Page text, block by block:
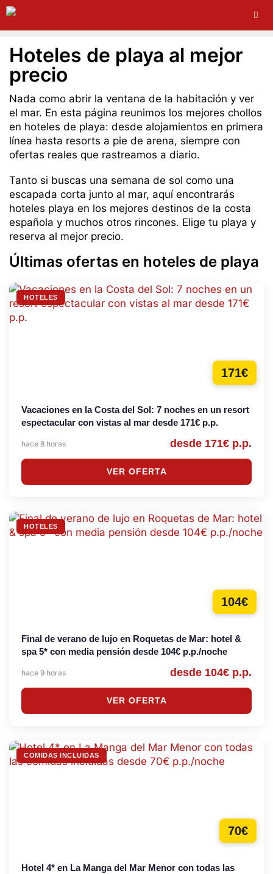
Hoteles de playa al mejor
precio
Nada como abrir la ventana de la habitación y ver
el mar. En esta página reunimos los mejores chollos
en hoteles de playa: desde alojamientos en primera
línea hasta resorts a pie de arena, siempre con
ofertas reales que rastreamos a diario.
Tanto si buscas una semana de sol como una
escapada corta junto al mar, aquí encontrarás
hoteles playa en los mejores destinos de la costa
española y muchos otros rincones. Elige tu playa y
reserva al mejor precio.
Últimas ofertas en hoteles de playa
HOTELES
171€
Vacaciones en la Costa del Sol: 7 noches en un resort
espectacular con vistas al mar desde 171€ p.p.
hace 8 horas desde 171€ p.p.
VER OFERTA
HOTELES
104€
Final de verano de lujo en Roquetas de Mar: hotel &
spa 5* con media pensión desde 104€ p.p./noche
hace 9 horas desde 104€ p.p.
VER OFERTA
COMIDAS INCLUIDAS
70€
Hotel 4* en La Manga del Mar Menor con todas las